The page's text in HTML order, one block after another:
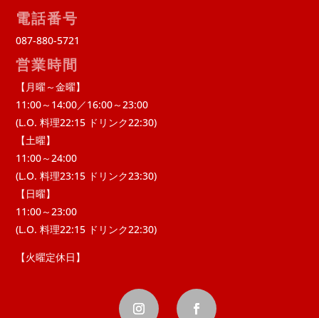
電話番号
087-880-5721
営業時間
【月曜～金曜】
11:00～14:00／16:00～23:00
(L.O. 料理22:15 ドリンク22:30)
【土曜】
11:00～24:00
(L.O. 料理23:15 ドリンク23:30)
【日曜】
11:00～23:00
(L.O. 料理22:15 ドリンク22:30)
【火曜定休日】